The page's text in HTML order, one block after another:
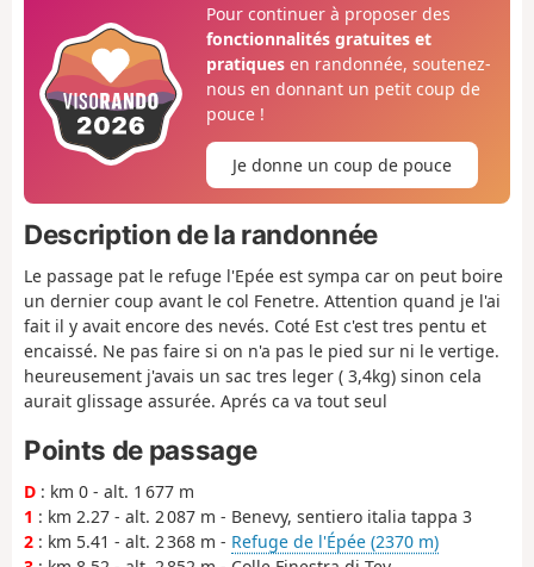
Pour continuer à proposer des
fonctionnalités gratuites et
pratiquesen randonnée, soutenez-
nous en donnant un petit coup de
pouce !
Je donne un coup de pouce
Description de la randonnée
Le passage pat le refuge l'Epée est sympa car on peut boire
un dernier coup avant le col Fenetre. Attention quand je l'ai
fait il y avait encore des nevés. Coté Est c'est tres pentu et
encaissé. Ne pas faire si on n'a pas le pied sur ni le vertige.
heureusement j'avais un sac tres leger ( 3,4kg) sinon cela
aurait glissage assurée. Aprés ca va tout seul
Points de passage
D : km 0 - alt. 1 677 m
1 : km 2.27 - alt. 2 087 m - Benevy, sentiero italia tappa 3
2 : km 5.41 - alt. 2 368 m - Refuge de l'Épée (2370 m)